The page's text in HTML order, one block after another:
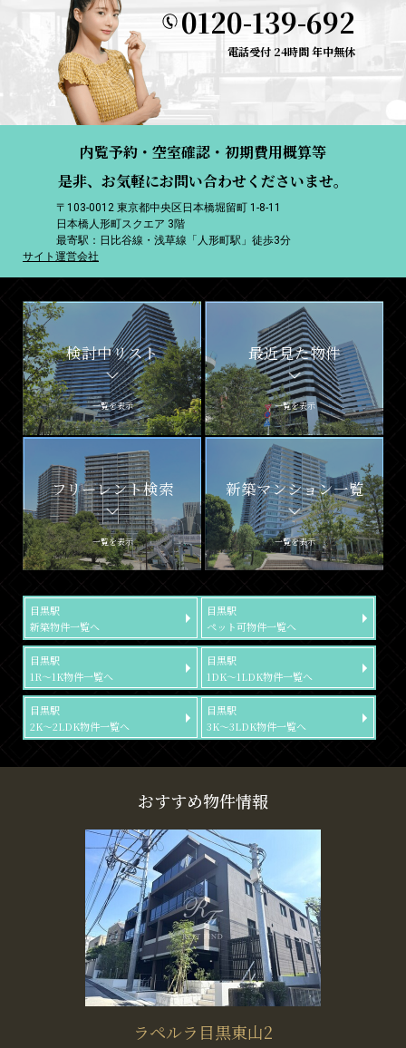
0120-139-692
電話受付 24時間 年中無休
内覧予約・空室確認・初期費用概算等
是非、お気軽にお問い合わせくださいませ。
〒103-0012 東京都中央区日本橋堀留町 1-8-11
日本橋人形町スクエア 3階
最寄駅：日比谷線・浅草線「人形町駅」徒歩3分
サイト運営会社
検討中リスト
一覧を表示
最近見た物件
一覧を表示
フリーレント検索
一覧を表示
新築マンション一覧
一覧を表示
目黒駅
新築物件一覧へ
目黒駅
ペット可物件一覧へ
目黒駅
1R～1K物件一覧へ
目黒駅
1DK～1LDK物件一覧へ
目黒駅
2K～2LDK物件一覧へ
目黒駅
3K～3LDK物件一覧へ
おすすめ物件情報
ラペルラ目黒東山2